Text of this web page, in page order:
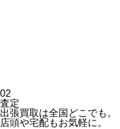
02
査定
出張買取は全国どこでも。
店頭や宅配もお気軽に。